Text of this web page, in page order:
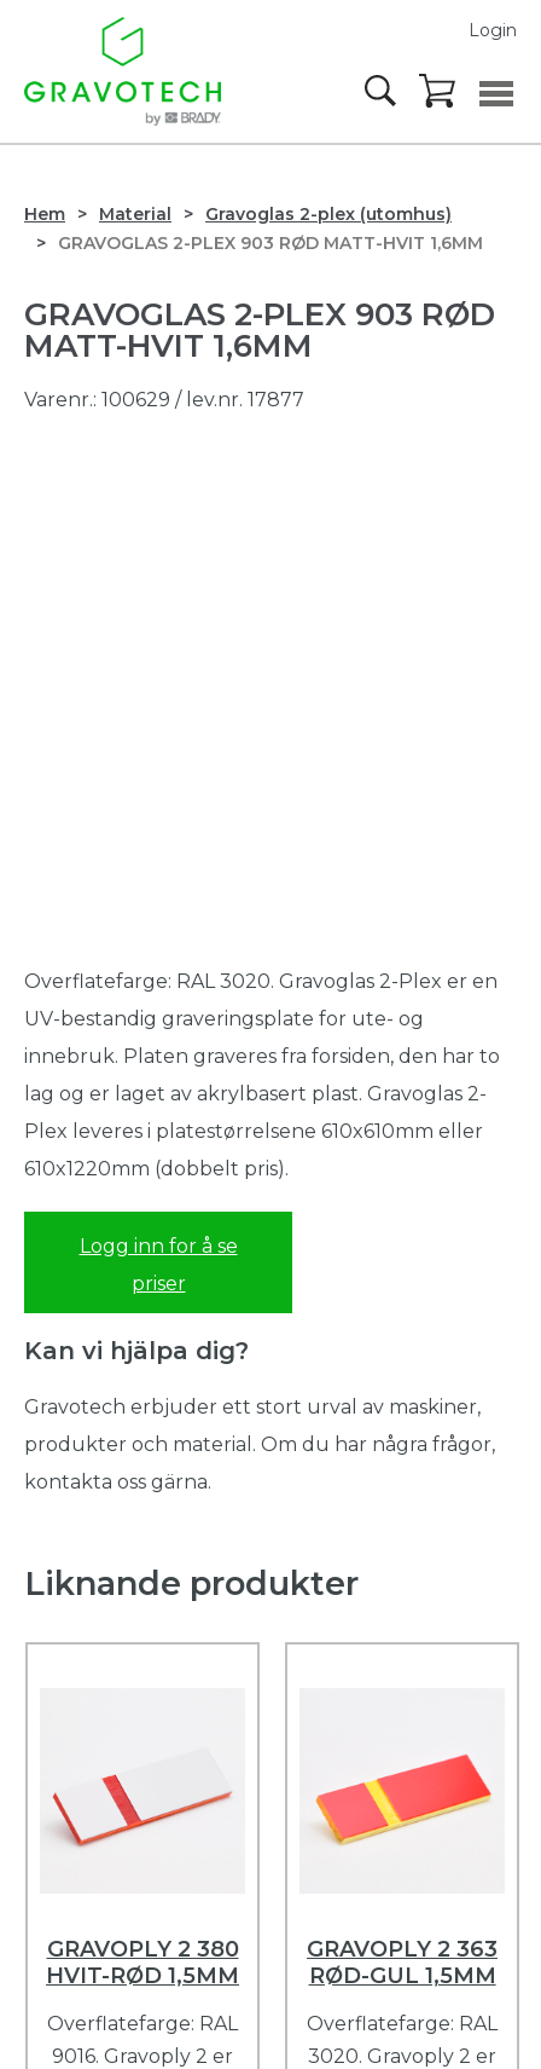
Login
Hem Material
Gravoglas 2-plex (utomhus)
GRAVOGLAS 2-PLEX 903 RØD MATT-HVIT 1,6MM
GRAVOGLAS 2-PLEX 903 RØD
MATT-HVIT 1,6MM
Varenr.: 100629 / lev.nr. 17877
Overflatefarge: RAL 3020. Gravoglas 2-Plex er en
UV-bestandig graveringsplate for ute- og
innebruk. Platen graveres fra forsiden, den har to
lag og er laget av akrylbasert plast. Gravoglas 2-
Plex leveres i platestørrelsene 610x610mm eller
610x1220mm (dobbelt pris).
Logg inn for å se
priser
Kan vi hjälpa dig?
Gravotech erbjuder ett stort urval av maskiner,
produkter och material. Om du har några frågor,
kontakta oss gärna.
Liknande produkter
GRAVOPLY 2 380
HVIT-RØD 1,5MM
Overflatefarge: RAL
9016. Gravoply 2 er
GRAVOPLY 2 363
RØD-GUL 1,5MM
Overflatefarge: RAL
3020. Gravoply 2 er